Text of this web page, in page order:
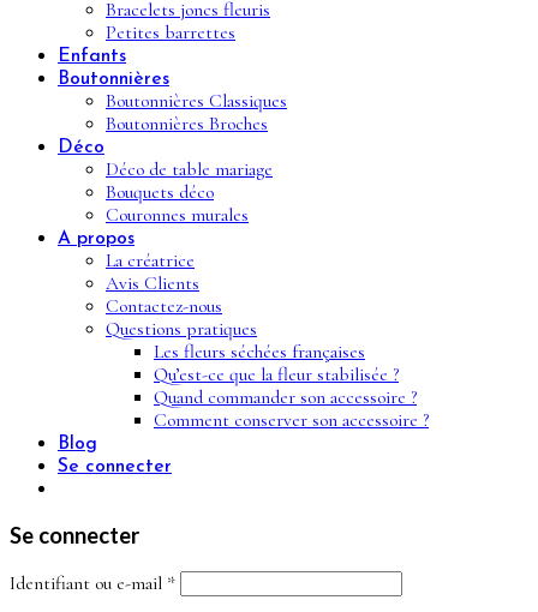
Bracelets joncs fleuris
Petites barrettes
Enfants
Boutonnières
Boutonnières Classiques
Boutonnières Broches
Déco
Déco de table mariage
Bouquets déco
Couronnes murales
A propos
La créatrice
Avis Clients
Contactez-nous
Questions pratiques
Les fleurs séchées françaises
Qu’est-ce que la fleur stabilisée ?
Quand commander son accessoire ?
Comment conserver son accessoire ?
Blog
Se connecter
Se connecter
Identifiant ou e-mail *Obligatoire